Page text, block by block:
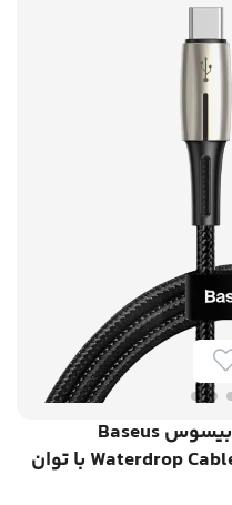
کابل شارژ سریع Type-C به iP بیسوس Baseus
Waterdrop Cable Type-C to iP PD CATLRD-01 با توان